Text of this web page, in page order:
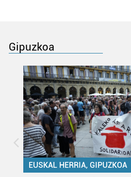
Gipuzkoa
EUSKAL HERRIA, GIPUZKOA